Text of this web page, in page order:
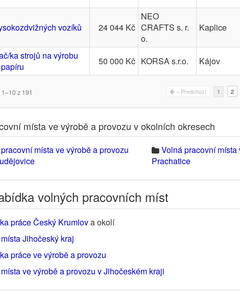
vozíků 24 044 Kč
NEO
CRAFTS s. r.
o.
Kaplice
ka strojů na výrobu
50 000 Kč KORSA s.r.o. Kájov
z 191 « Předchozí 1 2
místa ve výrobě a provozu v okolních okresech
místa ve výrobě a provozu
Volná pracovní
Prachatice
volných pracovních míst
práce Český Krumlova okolí
Jihočeský kraj
práce ve výrobě a provozu
ve výrobě a provozu v Jihočeském kraji